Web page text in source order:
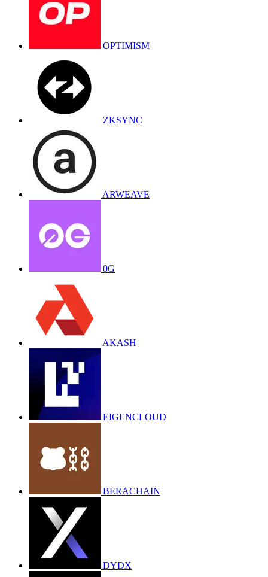
OPTIMISM
ZKSYNC
ARWEAVE
0G
AKASH
EIGENCLOUD
BERACHAIN
DYDX